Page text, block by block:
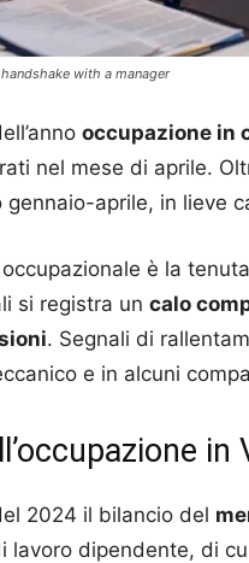
with a manager
occupazione in
nel mese di aprile.
gennaio-aprile, in lieve
è la
si registra un calo
. Segnali di
e in alcuni
in
2024 il bilancio del
lavoro dipendente, di